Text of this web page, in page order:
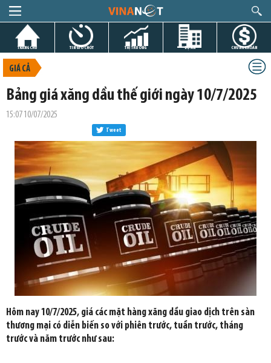
TRANG CHỦ TIN GIỜ CHÓT THỊ TRƯỜNG DỰ ÁN CHỨNG KHOÁN
GIÁ CẢ
Bảng giá xăng dầu thế giới ngày 10/7/2025
15:07 10/07/2025
Tweet
Hôm nay 10/7/2025, giá các mặt hàng xăng dầu giao dịch trên sàn
thương mại có diễn biến so với phiên trước, tuần trước, tháng
trước và năm trước như sau: